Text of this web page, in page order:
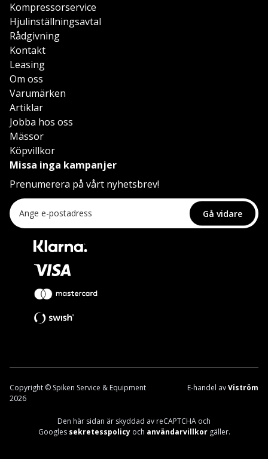
Kompressorservice
Hjulinställningsavtal
Rådgivning
Kontakt
Leasing
Om oss
Varumärken
Artiklar
Jobba hos oss
Mässor
Köpvillkor
Missa inga kampanjer
Prenumerera på vårt nyhetsbrev!
Gå vidare
Den här sidan är skyddad av reCAPTCHA och
Googles sekretesspolicyoch användarvillkorgäller.
Copyright © Spiken Service & Equipment
2026
E-handel avViström